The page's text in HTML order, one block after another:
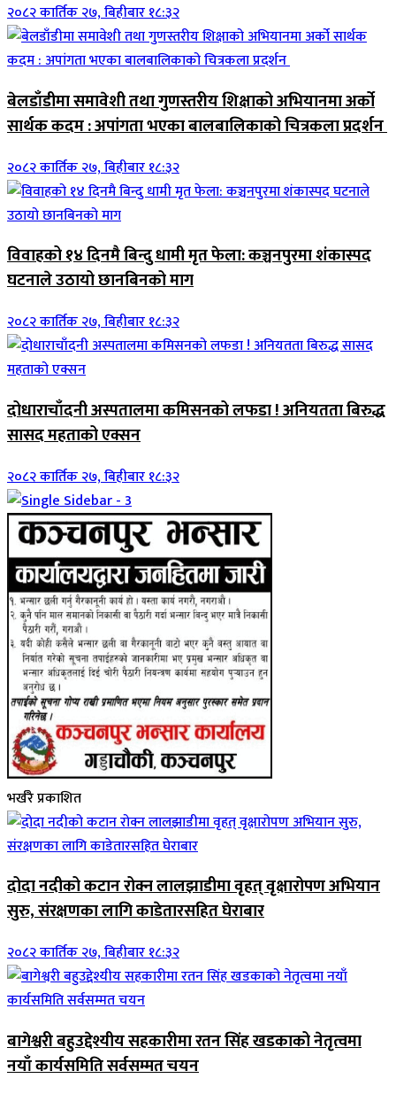
२०८२ कार्तिक २७, बिहीबार १८:३२
बेलडाँडीमा समावेशी तथा गुणस्तरीय शिक्षाको अभियानमा अर्को
सार्थक कदम : अपांगता भएका बालबालिकाको चित्रकला प्रदर्शन
२०८२ कार्तिक २७, बिहीबार १८:३२
विवाहको १४ दिनमै बिन्दु धामी मृत फेला: कञ्चनपुरमा शंकास्पद
घटनाले उठायो छानबिनको माग
२०८२ कार्तिक २७, बिहीबार १८:३२
दोधाराचाँदनी अस्पतालमा कमिसनको लफडा ! अनियतता बिरुद्ध
सासद महताको एक्सन
२०८२ कार्तिक २७, बिहीबार १८:३२
भर्खरै प्रकाशित
दोदा नदीको कटान रोक्न लालझाडीमा वृहत् वृक्षारोपण अभियान
सुरु, संरक्षणका लागि काडेतारसहित घेराबार
२०८२ कार्तिक २७, बिहीबार १८:३२
बागेश्वरी बहुउद्देश्यीय सहकारीमा रतन सिंह खडकाको नेतृत्वमा
नयाँ कार्यसमिति सर्वसम्मत चयन